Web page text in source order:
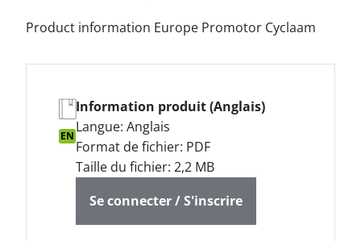
Product information Europe Promotor Cyclaam
EN
Information produit (Anglais)
Langue: Anglais
Format de fichier: PDF
Taille du fichier: 2,2 MB
Se connecter / S'inscrire